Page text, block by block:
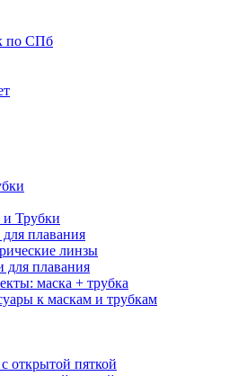
по СПб
Трубки
плавания
линзы
для плавания
маска + трубка
к маскам и трубкам
открытой пяткой